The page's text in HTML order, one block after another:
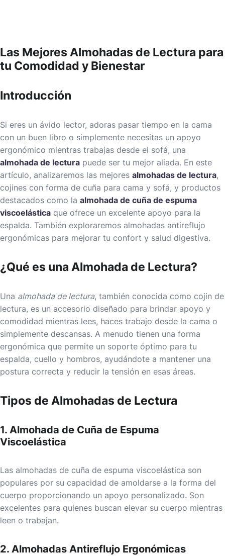
Las Mejores Almohadas de Lectura para
tu Comodidad y Bienestar
Introducción
Si eres un ávido lector, adoras pasar tiempo en la cama
con un buen libro o simplemente necesitas un apoyo
ergonómico mientras trabajas desde el sofá, una
almohada de lectura puede ser tu mejor aliada. En este
artículo, analizaremos las mejores almohadas de lectura,
cojines con forma de cuña para cama y sofá, y productos
destacados como la almohada de cuña de espuma
viscoelástica que ofrece un excelente apoyo para la
espalda. También exploraremos almohadas antireflujo
ergonómicas para mejorar tu confort y salud digestiva.
¿Qué es una Almohada de Lectura?
Una almohada de lectura, también conocida como cojin de
lectura, es un accesorio diseñado para brindar apoyo y
comodidad mientras lees, haces trabajo desde la cama o
simplemente descansas. A menudo tienen una forma
ergonómica que permite un soporte óptimo para tu
espalda, cuello y hombros, ayudándote a mantener una
postura correcta y reducir la tensión en esas áreas.
Tipos de Almohadas de Lectura
1. Almohada de Cuña de Espuma
Viscoelástica
Las almohadas de cuña de espuma viscoelástica son
populares por su capacidad de amoldarse a la forma del
cuerpo proporcionando un apoyo personalizado. Son
excelentes para quienes buscan elevar su cuerpo mientras
leen o trabajan.
2. Almohadas Antireflujo Ergonómicas